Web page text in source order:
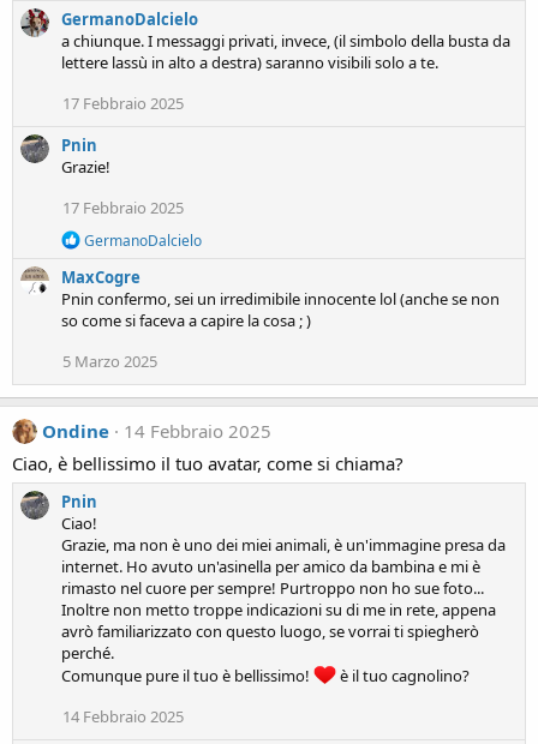
GermanoDalcielo
a chiunque. I messaggi privati, invece, (il simbolo della busta da
lettere lassù in alto a destra) saranno visibili solo a te.
17 Febbraio 2025
Pnin
Grazie!
17 Febbraio 2025
R
a
c
t
o
n
s
:
GermanoDalcielo
MaxCogre
Pnin confermo, sei un irredimibile innocente lol (anche se non
so come si faceva a capire la cosa ; )
5 Marzo 2025
Ondine
14 Febbraio 2025
Ciao, è bellissimo il tuo avatar, come si chiama?
Pnin
Ciao!
Grazie, ma non è uno dei miei animali, è un'immagine presa da
internet. Ho avuto un'asinella per amico da bambina e mi è
rimasto nel cuore per sempre! Purtroppo non ho sue foto...
Inoltre non metto troppe indicazioni su di me in rete, appena
avrò familiarizzato con questo luogo, se vorrai ti spiegherò
perché.
Comunque pure il tuo è bellissimo!
è il tuo cagnolino?
14 Febbraio 2025